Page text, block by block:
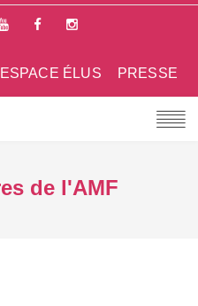
PRESSE
ESPACE ÉLUS
de l'AMF